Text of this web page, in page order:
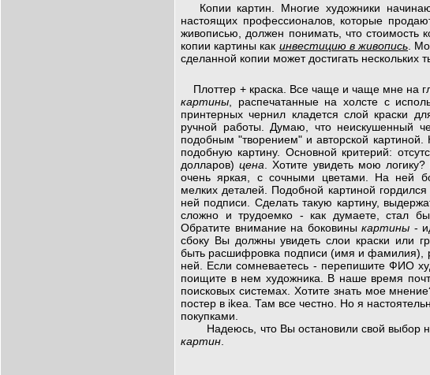
Копии картин. Многие художники
настоящих профессионалов, которые
живописью, должен понимать, что стоимость
копии картины как инвестицию в живопись .
сделанной копии может достигать нескольких
Плоттер + краска. Все чаще и чаще мне на
картины , распечатанные на холсте с
принтерных чернил кладется слой краски
ручной работы. Думаю, что неискушенный
подобным "творением" и авторской картиной.
подобную картину. Основной критерий:
долларов)цена . Хотите увидеть мою
очень яркая, с сочными цветами. На ней
мелких деталей. Подобной картиной
ней подписи. Сделать такую картину,
сложно и трудоемко - как думаете, стал
Обратите внимание на боковины картины -
сбоку Вы должны увидеть слои краски или
быть расшифровка подписи (имя и фамилия),
ней. Если сомневаетесь - перепишите ФИО
поищите в нем художника. В наше время
поисковых системах. Хотите знать мое
постер в ikea. Там все честно. Но я
покупками.
Надеюсь, что Вы остановили свой выбор
картин